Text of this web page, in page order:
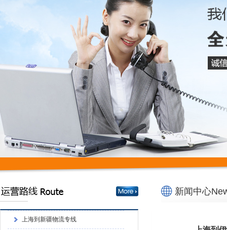
上海发货到云南腾冲铁路运输几天
上海到陕西物流专线
上海到银川物流专线
上海汉邦物流有限公司 新闻中心